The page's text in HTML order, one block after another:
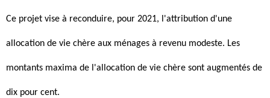
Ce projet vise à reconduire, pour 2021, l'attribution d'une
allocation de vie chère aux ménages à revenu modeste. Les
montants maxima de l'allocation de vie chère sont augmentés de
dix pour cent.